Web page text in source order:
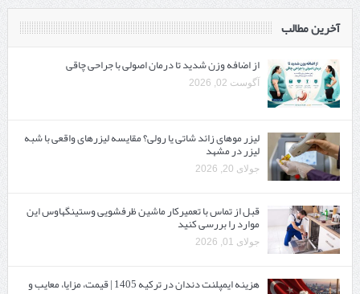
آخرین مطالب
از اضافه وزن شدید تا درمان اصولی با جراحی چاقی
آگوست 02, 2026
لیزر موهای زائد شاتی یا رولی؟ مقایسه لیزرهای واقعی با شبه‌
لیزر در مشهد
جولای 20, 2026
قبل از تماس با تعمیرکار ماشین ظرفشویی وستینگهاوس این
موارد را بررسی کنید
جولای 01, 2026
هزینه ایمپلنت دندان در ترکیه 1405 | قیمت، مزایا، معایب و